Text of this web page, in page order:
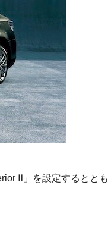
Ⅱ」を設定するととも